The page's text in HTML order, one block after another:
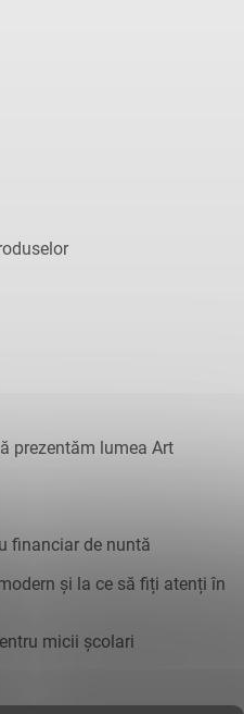
prezentăm lumea Art
financiar de nuntă
și la ce să fiți atenți în
micii școlari